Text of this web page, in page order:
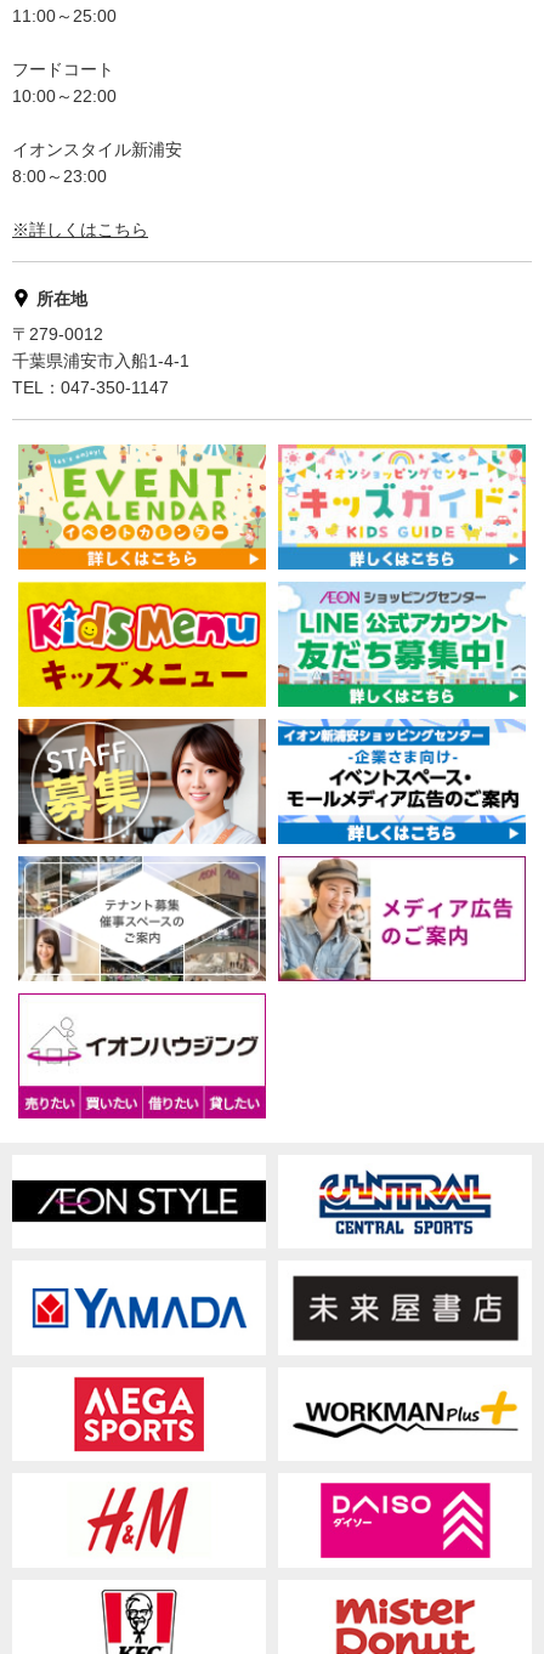
11:00～25:00
フードコート
10:00～22:00
イオンスタイル新浦安
8:00～23:00
※詳しくはこちら
所在地
〒279-0012
千葉県浦安市入船1-4-1
TEL：047-350-1147